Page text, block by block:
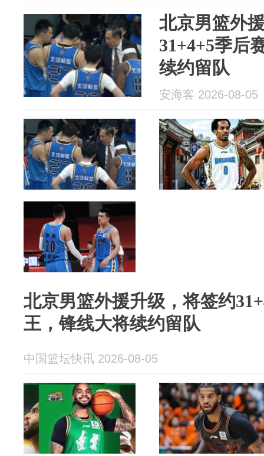
北京男篮外
31+4+5季后
续约留队
安海客 2026-08-05
北京男篮外援升级，将签约
王，锋线大将续约留队
中国篮坛快讯 2026-08-05